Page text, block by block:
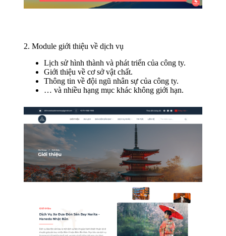
2. Module giới thiệu về dịch vụ
Lịch sử hình thành và phát triển của công ty.
Giới thiệu về cơ sở vật chất.
Thông tin về đội ngũ nhân sự của công ty.
… và nhiều hạng mục khác không giới hạn.